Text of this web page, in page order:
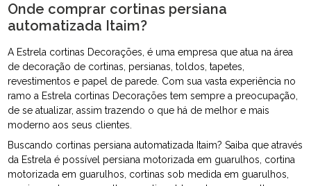
Onde comprar cortinas persiana
automatizada Itaim?
A Estrela cortinas Decorações, é uma empresa que atua na área
de decoração de cortinas, persianas, toldos, tapetes,
revestimentos e papel de parede. Com sua vasta experiência no
ramo a Estrela cortinas Decorações tem sempre a preocupação,
de se atualizar, assim trazendo o que há de melhor e mais
moderno aos seus clientes.
Buscando cortinas persiana automatizada Itaim? Saiba que através
da Estrela é possível persiana motorizada em guarulhos, cortina
motorizada em guarulhos, cortinas sob medida em guarulhos,